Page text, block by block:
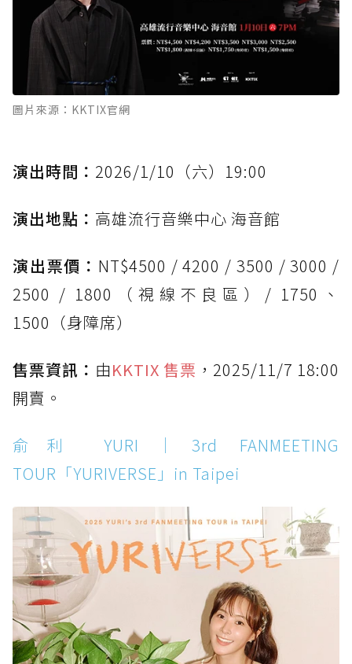
圖片來源：KKTIX官網
演出時間： 2026/1/10（六）19:00
演出地點： 高雄流行音樂中心 海音館
演出票價： NT$4500 / 4200 / 3500 / 3000 /
2500 / 1800（視線不良區）/ 1750、
1500（身障席）
售票資訊： 由KKTIX 售票 ，2025/11/7 18:00
開賣。
俞利 YURI｜3rd FANMEETING
TOUR「YURIVERSE」in Taipei